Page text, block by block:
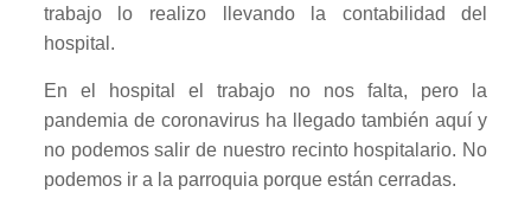
trabajo lo realizo llevando la contabilidad del
hospital.
En el hospital el trabajo no nos falta, pero la
pandemia de coronavirus ha llegado también aquí y
no podemos salir de nuestro recinto hospitalario. No
podemos ir a la parroquia porque están cerradas.